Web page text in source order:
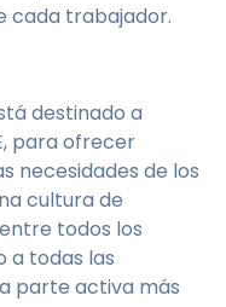
cada trabajador.
destinado a
para ofrecer
necesidades de los
cultura de
todos los
a todas las
parte activa más